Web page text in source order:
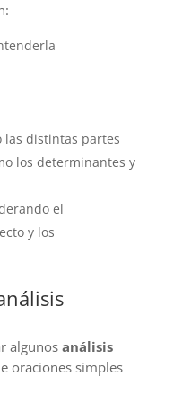
las distintas partes
los determinantes y
el
y los
algunos análisis
oraciones simples